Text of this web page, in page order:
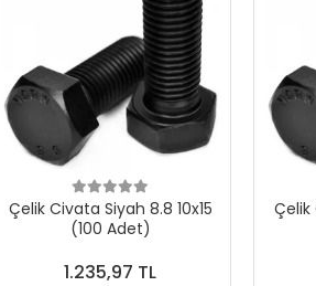
Çelik Civata Siyah 8.8 10x15
(100 Adet)
1.235,97 TL
Çelik